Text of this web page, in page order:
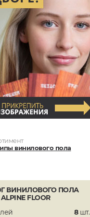
винилового пола
ВИНИЛОВОГО ПОЛА
ALPINE FLOOR
8шт.